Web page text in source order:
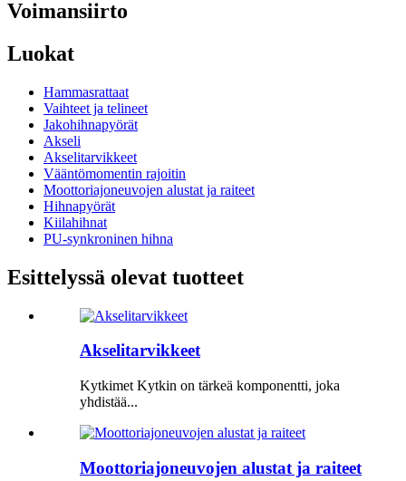
Voimansiirto
Luokat
Hammasrattaat
Vaihteet ja telineet
Jakohihnapyörät
Akseli
Akselitarvikkeet
Vääntömomentin rajoitin
Moottoriajoneuvojen alustat ja raiteet
Hihnapyörät
Kiilahihnat
PU-synkroninen hihna
Esittelyssä olevat tuotteet
Akselitarvikkeet
Kytkimet Kytkin on tärkeä komponentti, joka
yhdistää...
Moottoriajoneuvojen alustat ja raiteet